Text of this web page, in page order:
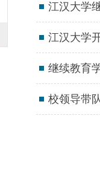
江汉大学
江汉大学
继续教育
校领导带